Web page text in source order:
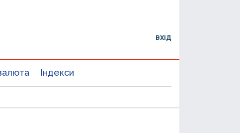
ВХІД
Індекси